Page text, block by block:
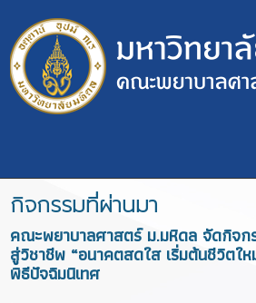
กิจกรรมที่ผ่านมา
คณะพยาบาลศาสตร์ ม.มหิดล จัดกิจก
สู่วิชาชีพ “อนาคตสดใส เริ่มต้นชีวิตให
พิธีปัจฉิมนิเทศ